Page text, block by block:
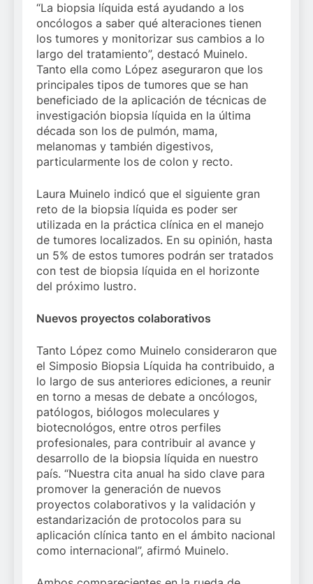
“La biopsia líquida está ayudando a los
oncólogos a saber qué alteraciones tienen
los tumores y monitorizar sus cambios a lo
largo del tratamiento”, destacó Muinelo.
Tanto ella como López aseguraron que los
principales tipos de tumores que se han
beneficiado de la aplicación de técnicas de
investigación biopsia líquida en la última
década son los de pulmón, mama,
melanomas y también digestivos,
particularmente los de colon y recto.
Laura Muinelo indicó que el siguiente gran
reto de la biopsia líquida es poder ser
utilizada en la práctica clínica en el manejo
de tumores localizados. En su opinión, hasta
un 5% de estos tumores podrán ser tratados
con test de biopsia líquida en el horizonte
del próximo lustro.
Nuevos proyectos colaborativos
Tanto López como Muinelo consideraron que
el Simposio Biopsia Líquida ha contribuido, a
lo largo de sus anteriores ediciones, a reunir
en torno a mesas de debate a oncólogos,
patólogos, biólogos moleculares y
biotecnológos, entre otros perfiles
profesionales, para contribuir al avance y
desarrollo de la biopsia líquida en nuestro
país. “Nuestra cita anual ha sido clave para
promover la generación de nuevos
proyectos colaborativos y la validación y
estandarización de protocolos para su
aplicación clínica tanto en el ámbito nacional
como internacional”, afirmó Muinelo.